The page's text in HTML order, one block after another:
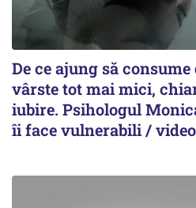
De ce ajung să
vârste tot mai mici,
iubire. Psihologul
îi face vulnerabili / video